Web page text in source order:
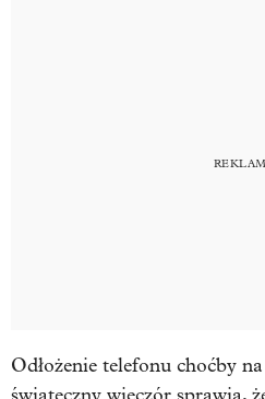
Odłożenie telefonu choćby